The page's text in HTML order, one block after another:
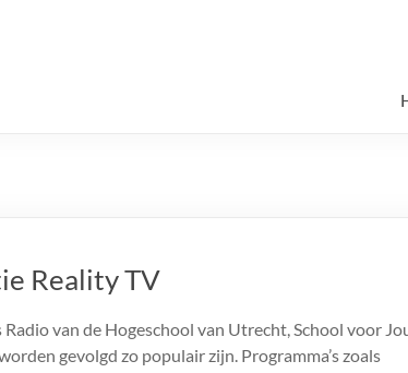
Reality TV
van de Hogeschool van Utrecht, School voor
gevolgd zo populair zijn. Programma’s zoals